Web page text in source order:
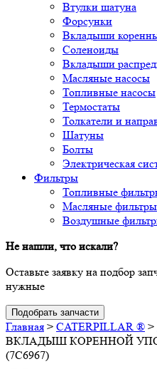
Втулки шатуна
Форсунки
Вкладыши
Соленоиды
Вкладыши
Масляные насосы
Топливные насосы
Термостаты
Толкатели и
Шатуны
Болты
Электрическая
Фильтры
Топливные
Масляные фильтры
Воздушные
Не нашли, что искали?
Оставьте заявку на подбор
нужные
Подобрать запчасти
Главная > CATERPILLAR ® >
ВКЛАДЫШ КОРЕННОЙ
(7C6967)